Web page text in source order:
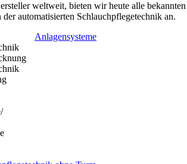
weltweit, bieten wir heute alle bekannten
der automatisierten Schlauchpflegetechnik an.
Anlagensysteme